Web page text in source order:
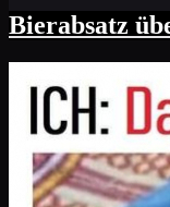
Bierabsatz